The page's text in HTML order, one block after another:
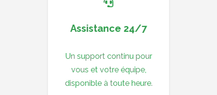
Assistance 24/7
Un support continu pour
vous et votre équipe,
disponible à toute heure.